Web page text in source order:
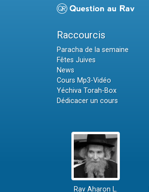
Raccourcis
Paracha de la semaine
Fêtes Juives
News
Cours Mp3-Vidéo
Yéchiva Torah-Box
Dédicacer un cours
Rav Aharon L.